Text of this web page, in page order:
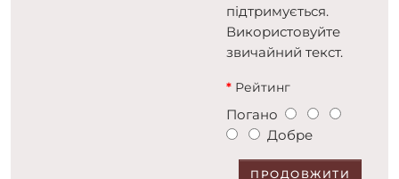
підтримується.
Використовуйте
звичайний текст.
Рейтинг
Погано
Добре
ПРОДОВЖИТИ